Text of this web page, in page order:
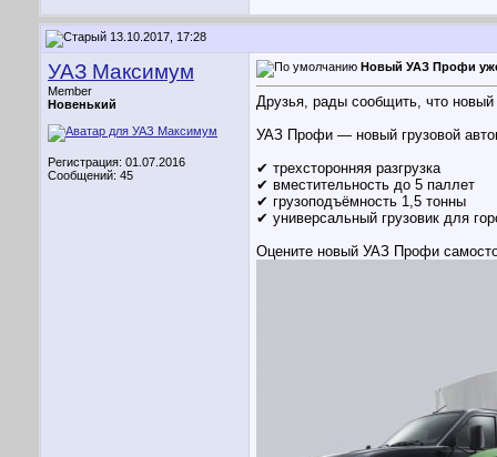
13.10.2017, 17:28
УАЗ Максимум
Member
Новенький
Регистрация: 01.07.2016
Сообщений: 45
Новый УАЗ Профи
Друзья, рады сообщить, что
УАЗ Профи — новый грузовой
✔ трехсторонняя разгрузка
✔ вместительность до 5 паллет
✔ грузоподъёмность 1,5 тонны
✔ универсальный грузовик для
Оцените новый УАЗ Профи